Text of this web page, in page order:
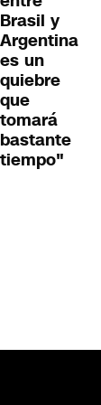
Brasil y
Argentina
es un
quiebre
que
tomará
bastante
tiempo"